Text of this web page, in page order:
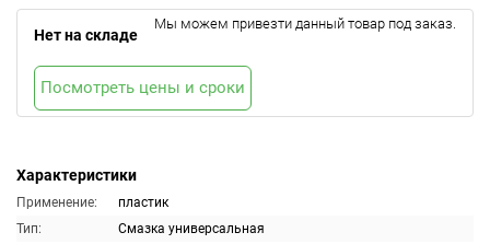
Характеристики
Применение:
пластик
Тип:
Смазка универсальная
Нет на складе
Мы можем привезти данный товар под заказ.
Посмотреть цены и сроки